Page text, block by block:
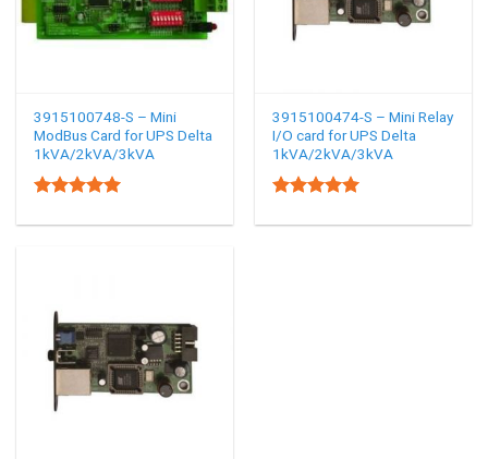
3915100748-S – Mini
ModBus Card for UPS Delta
1kVA/2kVA/3kVA
out of 5
3915100474-S – Mini Relay
I/O card for UPS Delta
1kVA/2kVA/3kVA
out of 5